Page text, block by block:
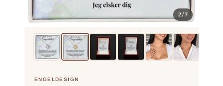
2 / 7
ENGELDESIGN